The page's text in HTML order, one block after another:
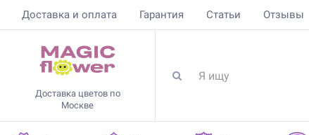
Доставка и оплата Гарантия Статьи Отзывы
Доставка цветов по
Москве